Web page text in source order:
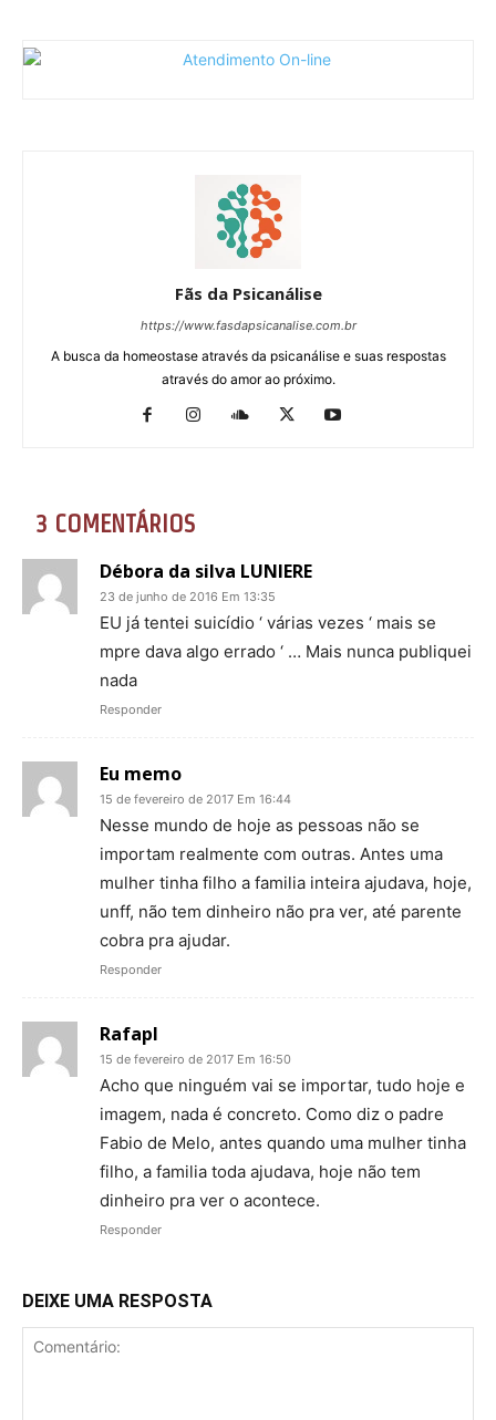
Fãs da Psicanálise
https://www.fasdapsicanalise.com.br
A busca da homeostase através da psicanálise e suas respostas
através do amor ao próximo.
3 COMENTÁRIOS
Débora da silva LUNIERE
23 de junho de 2016 Em 13:35
EU já tentei suicídio ‘ várias vezes ‘ mais se
mpre dava algo errado ‘ … Mais nunca publiquei
nada
Responder
Eu memo
15 de fevereiro de 2017 Em 16:44
Nesse mundo de hoje as pessoas não se
importam realmente com outras. Antes uma
mulher tinha filho a familia inteira ajudava, hoje,
unff, não tem dinheiro não pra ver, até parente
cobra pra ajudar.
Responder
Rafapl
15 de fevereiro de 2017 Em 16:50
Acho que ninguém vai se importar, tudo hoje e
imagem, nada é concreto. Como diz o padre
Fabio de Melo, antes quando uma mulher tinha
filho, a familia toda ajudava, hoje não tem
dinheiro pra ver o acontece.
Responder
DEIXE UMA RESPOSTA